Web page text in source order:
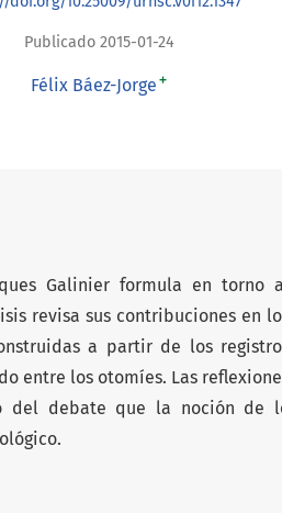
Publicado 2015-01-24
Félix Báez-Jorge +
Galinier formula en torno
revisa sus contribuciones en
a partir de los
entre los otomíes. Las
del debate que la noción de